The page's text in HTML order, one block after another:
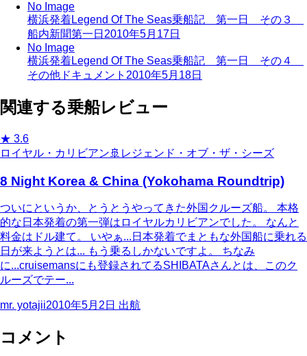
No Image
横浜発着Legend Of The Seas乗船記 第一日 その３
船内新聞第一日 2010年5月17日
No Image
横浜発着Legend Of The Seas乗船記 第一日 その４
その他ドキュメント 2010年5月18日
関連する乗船レビュー
★ 3.6
ロイヤル・カリビアン 🚢 レジェンド・オブ・ザ・シーズ
8 Night Korea & China (Yokohama Roundtrip)
ついにというか、とうとうやってきた外国クルーズ船。 本格
的な日本発着の第一弾はロイヤルカリビアンでした。 なんと
料金はドル建て。 いやぁ...日本発着でまともな外国船に乗れる
日が来ようとは... もう乗るしかないですよ。 ちなみ
に...cruisemansにも登録されてるSHIBATAさんとは、このク
ルーズでテー...
mr. yotajii2010年5月2日 出航
コメント